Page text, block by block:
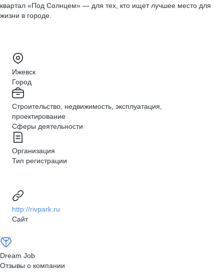
квартал «Под Солнцем» — для тех, кто ищет лучшее место для
жизни в городе.
Ижевск
Город
Строительство, недвижимость, эксплуатация,
проектирование
Сферы деятельности
Организация
Тип регистрации
http://rivpark.ru
Сайт
Dream Job
Отзывы о компании